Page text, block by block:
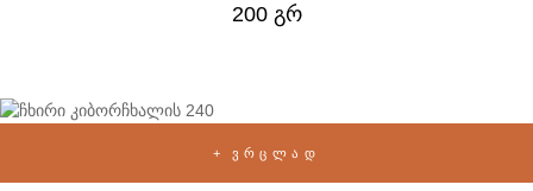
200 გრ
ᲕᲠᲪᲚᲐᲓ